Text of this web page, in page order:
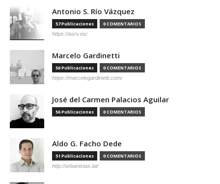
Antonio S. Río Vázquez
57 Publicaciones 0 COMENTARIOS
https://asrv.es/
Marcelo Gardinetti
56 Publicaciones 0 COMENTARIOS
https://marcelogardinetti.com/
José del Carmen Palacios Aguilar
56 Publicaciones 0 COMENTARIOS
Aldo G. Facho Dede
51 Publicaciones 0 COMENTARIOS
http://urbanistas.lat/